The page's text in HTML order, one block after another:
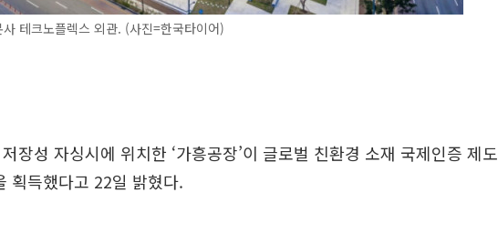
테크노플렉스 외관. (사진=한국타이어)
장성 자싱시에 위치한 ‘가흥공장’이 글로벌 친환경 소재 국제인증 제도
획득했다고 22일 밝혔다.